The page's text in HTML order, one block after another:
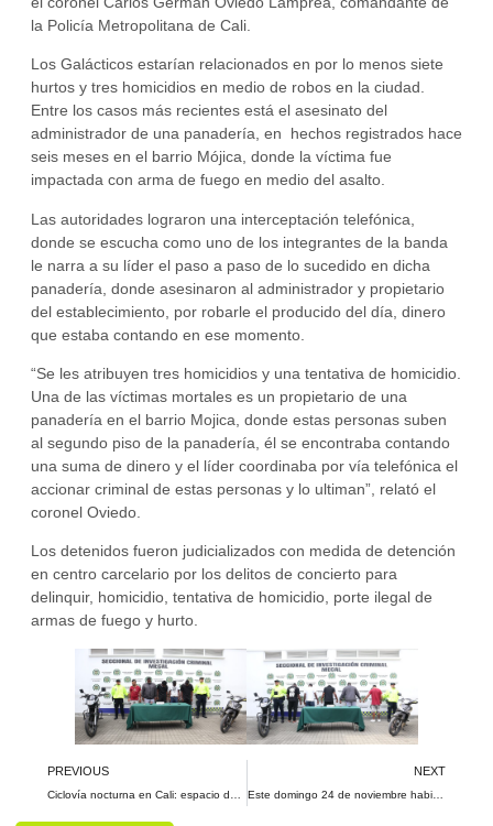
la Policía Metropolitana de Cali.
Los Galácticos estarían relacionados en por lo menos siete
hurtos y tres homicidios en medio de robos en la ciudad.
Entre los casos más recientes está el asesinato del
administrador de una panadería, en hechos registrados hace
seis meses en el barrio Mójica, donde la víctima fue
impactada con arma de fuego en medio del asalto.
Las autoridades lograron una interceptación telefónica,
donde se escucha como uno de los integrantes de la banda
le narra a su líder el paso a paso de lo sucedido en dicha
panadería, donde asesinaron al administrador y propietario
del establecimiento, por robarle el producido del día, dinero
que estaba contando en ese momento.
“Se les atribuyen tres homicidios y una tentativa de homicidio.
Una de las víctimas mortales es un propietario de una
panadería en el barrio Mojica, donde estas personas suben
al segundo piso de la panadería, él se encontraba contando
una suma de dinero y el líder coordinaba por vía telefónica el
accionar criminal de estas personas y lo ultiman”, relató el
coronel Oviedo.
Los detenidos fueron judicializados con medida de detención
en centro carcelario por los delitos de concierto para
delinquir, homicidio, tentativa de homicidio, porte ilegal de
armas de fuego y hurto.
PREVIOUS
Ciclovía nocturna en Cali: espacio deportivo que busca fomentar la actividad física
NEXT
Este domingo 24 de noviembre habitantes de cinco municipios del Valle y 2 del Cauca decidirán en las urnas a través de una consulta popular si se crea el área metropolitana del suroccidente de Colombia